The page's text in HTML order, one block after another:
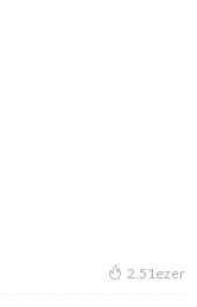
2.51ezer